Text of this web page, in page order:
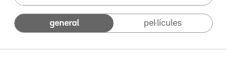
general pel·lícules